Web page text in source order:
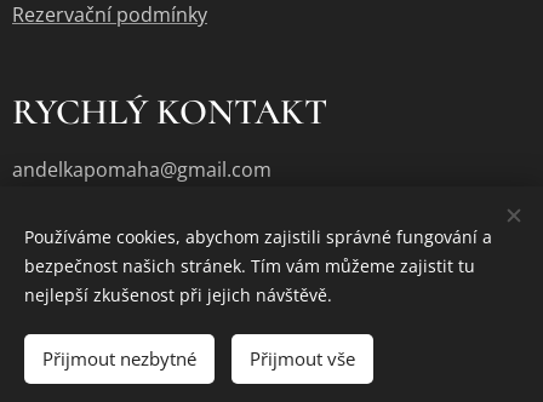
Vyprodáno
Rezervační podmínky
RYCHLÝ KONTAKT
andelkapomaha@gmail.com
Cookies
Používáme cookies, abychom zajistili správné fungování a
bezpečnost našich stránek. Tím vám můžeme zajistit tu
nejlepší zkušenost při jejich návštěvě.
Přijmout nezbytné Přijmout vše